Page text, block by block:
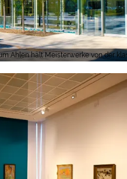
Ahlen hält Meisterwerke von der